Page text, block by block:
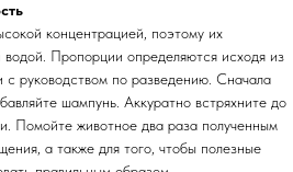
концентрацией, поэтому их
водой. Пропорции определяются исходя из
с руководством по разведению. Сначала
шампунь. Аккуратно встряхните до
Помойте животное два раза полученным
а также для того, чтобы полезные